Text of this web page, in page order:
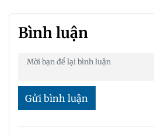
Bình luận
Gửi bình luận